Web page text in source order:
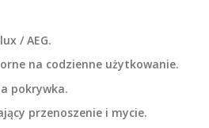
/ AEG.
na codzienne użytkowanie.
pokrywka.
przenoszenie i mycie.